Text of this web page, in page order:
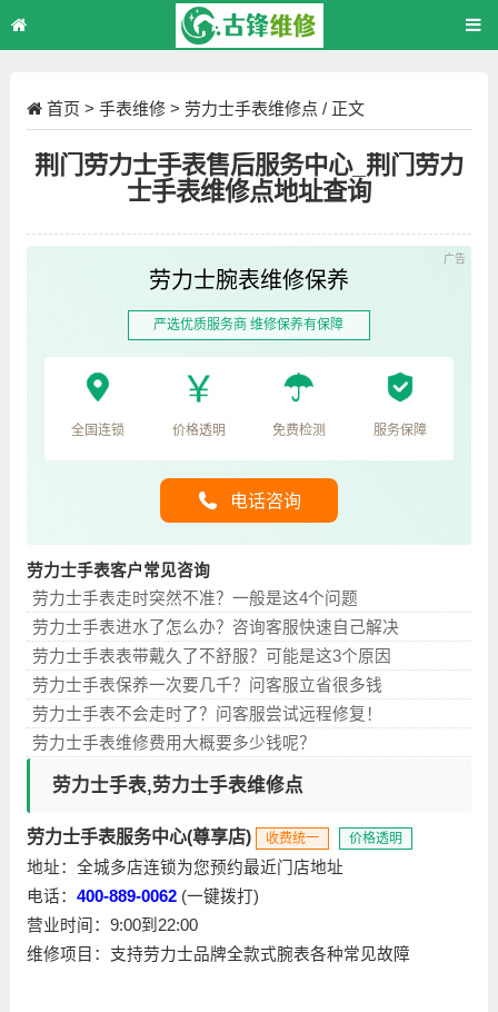
首页 > 手表维修> 劳力士手表维修点 / 正文
荆门劳力士手表售后服务中心_荆门劳力
士手表维修点地址查询
劳力士腕表维修保养
严选优质服务商 维修保养有保障
全国连锁 价格透明 免费检测 服务保障
电话咨询
劳力士手表客户常见咨询
劳力士手表走时突然不准？一般是这4个问题
劳力士手表进水了怎么办？咨询客服快速自己解决
劳力士手表表带戴久了不舒服？可能是这3个原因
劳力士手表保养一次要几千？问客服立省很多钱
劳力士手表不会走时了？问客服尝试远程修复！
劳力士手表维修费用大概要多少钱呢？
劳力士手表,劳力士手表维修点
劳力士手表服务中心(尊享店) 收费统一 价格透明
地址：全城多店连锁为您预约最近门店地址
电话： 400-889-0062(一键拨打)
营业时间：9:00到22:00
维修项目：支持劳力士品牌全款式腕表各种常见故障